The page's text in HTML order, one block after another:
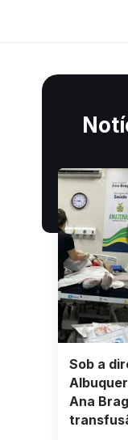
Sob a
Ana